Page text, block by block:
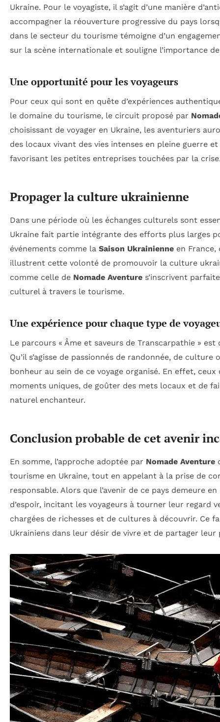
Ukraine. Pour le voyagiste, il s’agit d’une manière
accompagner la réouverture progressive du pays
dans le secteur du tourisme témoigne d’un
sur la scène internationale et souligne l’importance
Une opportunité pour les voyageurs
Pour ceux qui sont en quête d’expériences
le domaine du tourisme, le circuit proposé par
choisissant de voyager en Ukraine, les aventuriers
des locaux vivant des vies intenses en pleine guerre
favorisant les petites entreprises touchées par la
Propager la culture ukrainienne
Dans une période où les échanges culturels sont
Ukraine fait partie intégrante des efforts plus larges
événements comme la Saison Ukrainienne en France,
illustrent cette volonté de promouvoir la culture
comme celle de Nomade Aventure s’inscrivent
culturel à travers le tourisme.
Une expérience pour chaque type de
Le parcours « Âme et saveurs de Transcarpathie »
Qu’il s’agisse de passionnés de randonnée, de
bonheur au sein de ce voyage organisé. En effet,
moments uniques, de goûter des mets locaux et de
naturel enchanteur.
Conclusion probable de cet avenir
En somme, l’approche adoptée par Nomade Aventure
tourisme en Ukraine, tout en appelant à la prise de
responsable. Alors que l’avenir de ce pays demeure
d’espoir, incitant les voyageurs à tourner leur regard
chargées de richesses et de cultures à découvrir. Ce
Ukrainiens dans leur désir de vivre et de partager